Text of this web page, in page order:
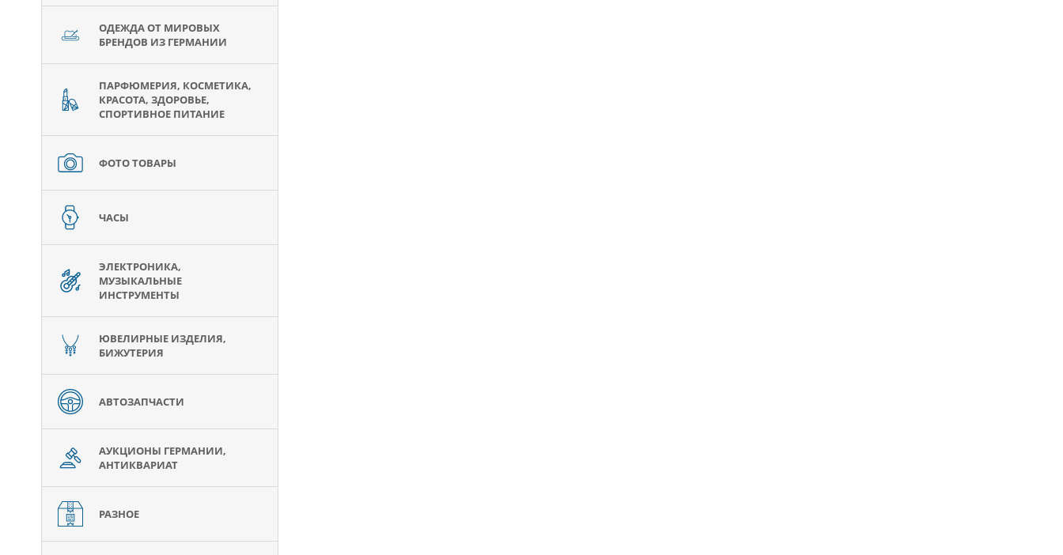
ОДЕЖДА ОТ МИРОВЫХ
БРЕНДОВ ИЗ ГЕРМАНИИ
ПАРФЮМЕРИЯ, КОСМЕТИКА,
КРАСОТА, ЗДОРОВЬЕ,
СПОРТИВНОЕ ПИТАНИЕ
ФОТО ТОВАРЫ
ЧАСЫ
ЭЛЕКТРОНИКА,
МУЗЫКАЛЬНЫЕ
ИНСТРУМЕНТЫ
ЮВЕЛИРНЫЕ ИЗДЕЛИЯ,
БИЖУТЕРИЯ
АВТОЗАПЧАСТИ
АУКЦИОНЫ ГЕРМАНИИ,
АНТИКВАРИАТ
РАЗНОЕ